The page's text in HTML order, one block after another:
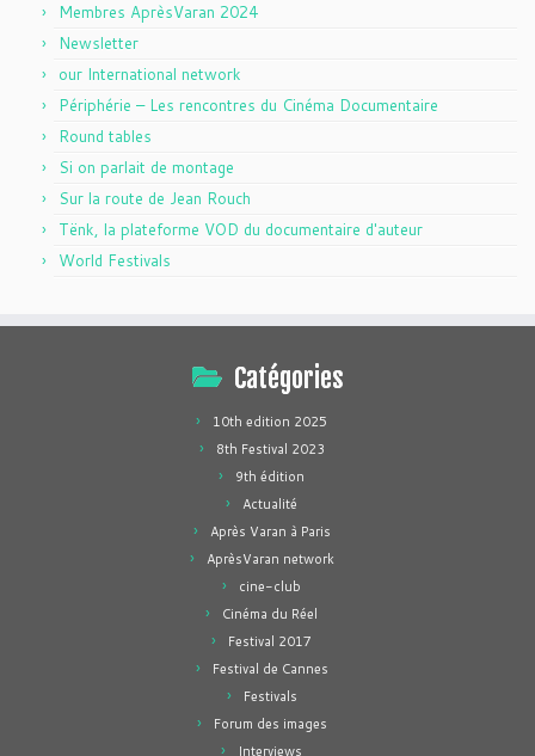
Membres AprèsVaran 2024
Newsletter
our International network
Périphérie – Les rencontres du Cinéma Documentaire
Round tables
Si on parlait de montage
Sur la route de Jean Rouch
Tënk, la plateforme VOD du documentaire d'auteur
World Festivals
Catégories
10th edition 2025
8th Festival 2023
9th édition
Actualité
Après Varan à Paris
AprèsVaran network
cine-club
Cinéma du Réel
Festival 2017
Festival de Cannes
Festivals
Forum des images
Interviews